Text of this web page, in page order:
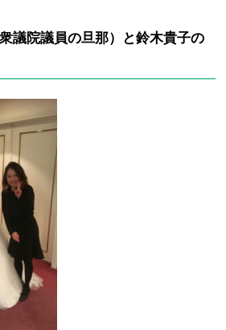
議院議員の旦那）と鈴木貴子の